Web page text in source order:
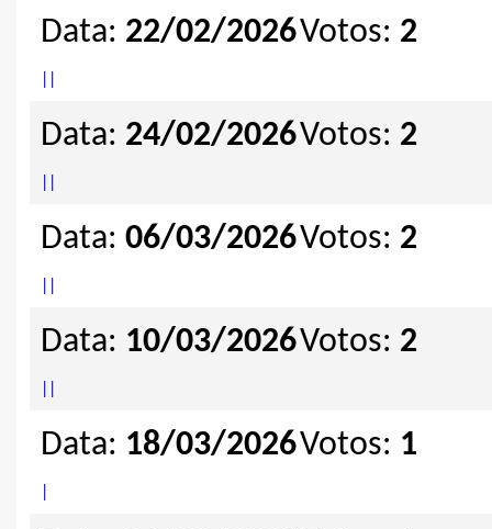
Data: 22/02/2026Votos: 2
Data: 24/02/2026Votos: 2
Data: 06/03/2026Votos: 2
Data: 10/03/2026Votos: 2
Data: 18/03/2026Votos: 1